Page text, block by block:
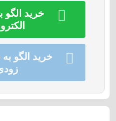
خرید
خرید الگو